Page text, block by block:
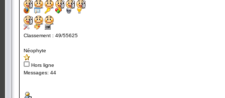
Classement : 49/55625
Néophyte
Hors ligne
Messages: 44